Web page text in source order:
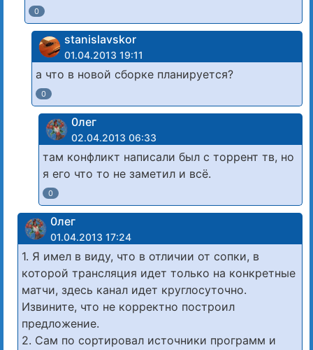
0
stanislavskor
01.04.2013 19:11
а что в новой сборке планируется?
0
0лег
02.04.2013 06:33
там конфликт написали был с торрент тв, но
я его что то не заметил и всё.
0
0лег
01.04.2013 17:24
1. Я имел в виду, что в отличии от сопки, в
которой трансляция идет только на конкретные
матчи, здесь канал идет круглосуточно.
Извините, что не корректно построил
предложение.
2. Сам по сортировал источники программ и